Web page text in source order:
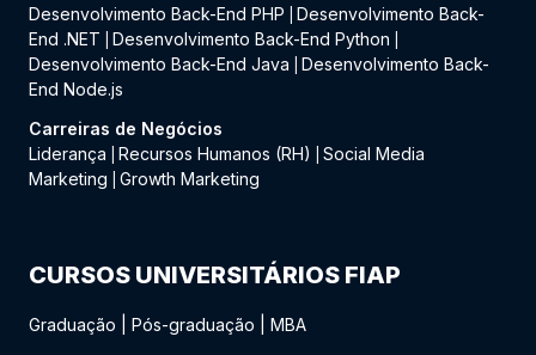
Desenvolvimento Back-End PHP
Desenvolvimento Back-
End .NET
Desenvolvimento Back-End Python
Desenvolvimento Back-End Java
Desenvolvimento Back-
End Node.js
Carreiras de Negócios
Liderança
Recursos Humanos (RH)
Social Media
Marketing
Growth Marketing
CURSOS UNIVERSITÁRIOS FIAP
Graduação Pós-graduação MBA